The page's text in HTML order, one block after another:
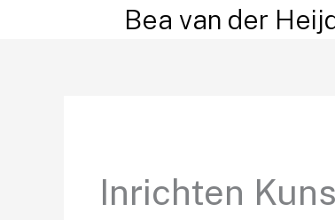
Bea van der
Inrichten